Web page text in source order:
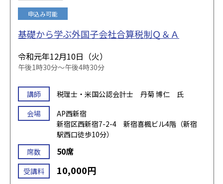
申込み可能
基礎から学ぶ外国子会社合算税制Ｑ＆Ａ
令和元年12月10日（火）
午後1時30分～午後4時30分
講師
税理士・米国公認会計士 丹菊 博仁 氏
会場
AP西新宿
新宿区西新宿7-2-4 新宿喜楓ビル4階（新宿
駅西口徒歩10分）
席数
50席
受講料 10,000円